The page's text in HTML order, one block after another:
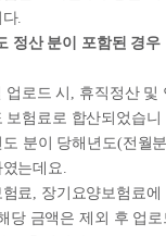
.
정산 분이 포함된 경우
업로드 시, 휴직정산 및
보험료로 합산되었습니
분이 당해년도(전월
는데요.
료, 장기요양보험료에
당 금액은 제외 후 업로